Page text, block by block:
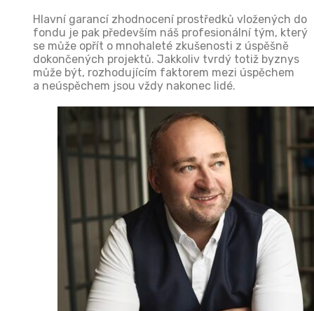
Hlavní garancí zhodnocení prostředků vložených do
fondu je pak především náš profesionální tým, který
se může opřít o mnohaleté zkušenosti z úspěšně
dokončených projektů. Jakkoliv tvrdý totiž byznys
může být, rozhodujícím faktorem mezi úspěchem
a neúspěchem jsou vždy nakonec lidé.